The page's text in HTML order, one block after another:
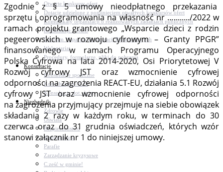
Otwarte konkursy ofert
Dotacje udzielone z pominięciem otwartych konkursów ofert
Komunikaty organizacji o realizowanych zadaniach publicznych
Konsultacje z NGO
Centrum Wsparcia Organizacji Pozarządowych
Wolontariat
Procedury, formularze, pliki do pobrania
Konsultacje
Konsultacje społeczne
Konsultacje z NGO
Konsultacje dot. dróg
Niezbędnik
Zdrowie
Oświata
Bezpieczeństwo
Komunikacja
Parafie
Zarządzanie kryzysowe
C.ześć w gminie!
Zgodnie z § 5 umowy nieodpłatnego przekazania
sprzętu i oprogramowania na własność nr …......../2022 w
ramach projektu grantowego „Wsparcie dzieci z rodzin
pegeerowskich w rozwoju cyfrowym – Granty PPGR”
finansowanego w ramach Programu Operacyjnego
Polska Cyfrowa na lata 2014-2020, Osi Priorytetowej V
Rozwój cyfrowy JST oraz wzmocnienie cyfrowej
odporności na zagrożenia REACT-EU, działania 5.1 Rozwój
cyfrowy JST oraz wzmocnienie cyfrowej odporności
na zagrożenia przyjmujący przejmuje na siebie obowiązek
składania 2 razy w każdym roku, w terminach do 30
czerwca oraz do 31 grudnia oświadczeń, których wzór
stanowi załącznik nr 1 do niniejszej umowy.